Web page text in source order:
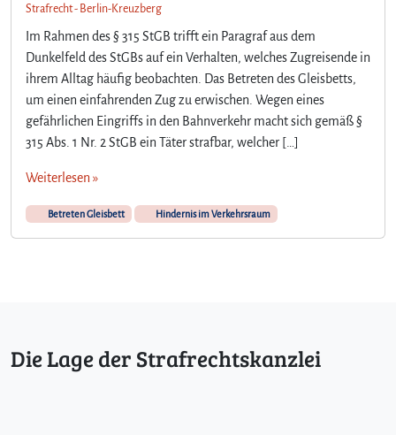
Strafrecht - Berlin-Kreuzberg
Im Rahmen des § 315 StGB trifft ein Paragraf aus dem
Dunkelfeld des StGBs auf ein Verhalten, welches Zugreisende in
ihrem Alltag häufig beobachten. Das Betreten des Gleisbetts,
um einen einfahrenden Zug zu erwischen. Wegen eines
gefährlichen Eingriffs in den Bahnverkehr macht sich gemäß §
315 Abs. 1 Nr. 2 StGB ein Täter strafbar, welcher […]
Weiterlesen »
Betreten Gleisbett Hindernis im Verkehrsraum
Die Lage der Strafrechtskanzlei